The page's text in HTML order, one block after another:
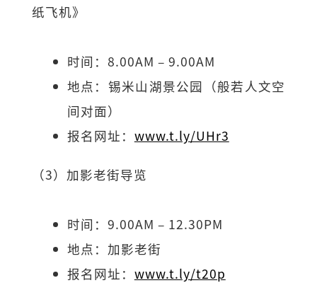
纸飞机》
时间：8.00AM – 9.00AM
地点：锡米山湖景公园（般若人文空
间对面）
报名网址： www.t.ly/UHr3
（3）加影老街导览
时间：9.00AM – 12.30PM
地点：加影老街
报名网址： www.t.ly/t20p